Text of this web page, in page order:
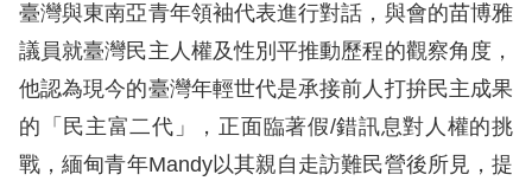
核
心
人
權
公
臺灣與東南亞青年領袖代表進行對話，與會的苗博雅
議員就臺灣民主人權及性別平推動歷程的觀察角度，
他認為現今的臺灣年輕世代是承接前人打拚民主成果
的「民主富二代」，正面臨著假/錯訊息對人權的挑
戰，緬甸青年Mandy以其親自走訪難民營後所見，提